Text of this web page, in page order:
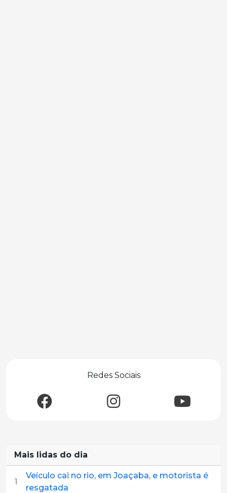
Redes Sociais
Mais lidas do dia
1
Veículo cai no rio, em Joaçaba, e motorista é
resgatada